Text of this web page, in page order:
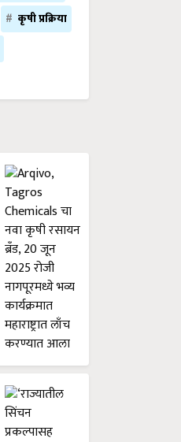
कृषी प्रक्रिया